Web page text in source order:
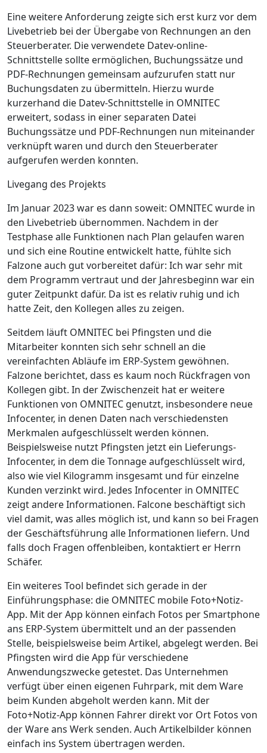
Eine weitere Anforderung zeigte sich erst kurz vor dem
Livebetrieb bei der Übergabe von Rechnungen an den
Steuerberater. Die verwendete Datev-online-
Schnittstelle sollte ermöglichen, Buchungssätze und
PDF-Rechnungen gemeinsam aufzurufen statt nur
Buchungsdaten zu übermitteln. Hierzu wurde
kurzerhand die Datev-Schnittstelle in OMNITEC
erweitert, sodass in einer separaten Datei
Buchungssätze und PDF-Rechnungen nun miteinander
verknüpft waren und durch den Steuerberater
aufgerufen werden konnten.
Livegang des Projekts
Im Januar 2023 war es dann soweit: OMNI­TEC wurde in
den Livebetrieb übernommen. Nachdem in der
Testphase alle Funktionen nach Plan gelaufen waren
und sich eine Routine entwickelt hatte, fühlte sich
Falzone auch gut vorbereitet dafür: Ich war sehr mit
dem Programm vertraut und der Jahresbeginn war ein
guter Zeitpunkt dafür. Da ist es relativ ruhig und ich
hatte Zeit, den Kollegen alles zu zeigen.
Seitdem läuft OMNITEC bei Pfingsten und die
Mitarbeiter konnten sich sehr schnell an die
vereinfachten Abläufe im ERP-System gewöhnen.
Falzone berichtet, dass es kaum noch Rückfragen von
Kollegen gibt. In der Zwischenzeit hat er weitere
Funktionen von OMNITEC genutzt, insbesondere neue
Info­center, in denen Daten nach verschiedensten
Merkmalen aufgeschlüsselt werden können.
Beispielsweise nutzt Pfingsten jetzt ein Lieferungs-
Infocenter, in dem die Tonnage aufgeschlüsselt wird,
also wie viel Kilogramm insgesamt und für einzelne
Kunden verzinkt wird. Jedes Infocenter in OMNITEC
zeigt andere Informationen. Falcone beschäftigt sich
viel damit, was alles möglich ist, und kann so bei Fragen
der Geschäftsführung alle Informationen liefern. Und
falls doch Fragen offenbleiben, kontaktiert er Herrn
Schäfer.
Ein weiteres Tool befindet sich gerade in der
Einführungsphase: die OMNITEC ­mobile ­Foto+Notiz-
App. Mit der App können einfach Fotos per Smartphone
ans ERP-System übermittelt und an der passenden
Stelle, beispielsweise beim Artikel, abgelegt werden. Bei
Pfingsten wird die App für verschiedene
Anwendungszwecke getestet. Das Unternehmen
verfügt über einen eigenen Fuhrpark, mit dem Ware
beim Kunden abgeholt werden kann. Mit der
Foto+Notiz-App können Fahrer direkt vor Ort Fotos von
der Ware ans Werk senden. Auch Artikelbilder können
einfach ins System übertragen werden.